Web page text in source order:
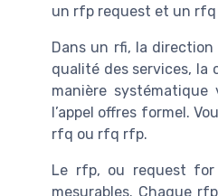
un rfp request et un rfq
Dans un rfi, la
qualité des services, la
manière
l’appel offres formel.
rfq ou rfq rfp.
Le rfp, ou request for
mesurables. Chaque